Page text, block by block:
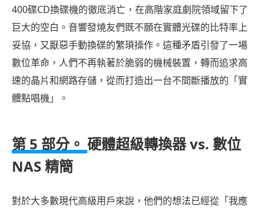
400碟CD換碟機的徹底消亡，在高階家庭劇院領域留下了
巨大的空白。音響發燒友們既不願在實體光碟的比特率上
妥協，又厭惡手動換碟的繁瑣操作。這種矛盾引發了一場
數位革命，人們不再執著於脆弱的機械裝置，轉而追求高
速的晶片和網路存儲，從而打造出一台不間斷播放的「實
體點唱機」。
第 5 部分。 硬體超級轉換器 vs. 數位
NAS 精簡
對於大多數現代高級用戶來說，他們的想法已經從「我應